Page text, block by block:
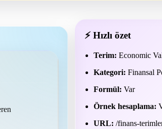
⚡ Hızlı özet
Terim: Economic
Kategori: Finansal
Formül: Var
Örnek hesaplama:
URL: /finans-